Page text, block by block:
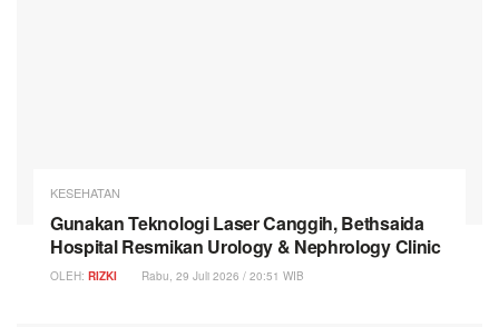
KESEHATAN
Gunakan Teknologi Laser Canggih, Bethsaida
Hospital Resmikan Urology & Nephrology Clinic
OLEH: RIZKI Rabu, 29 Juli 2026 / 20:51 WIB